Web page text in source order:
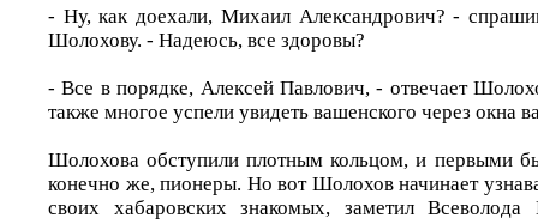
- Ну, как доехали, Михаил Александрович? -
Шолохову. - Надеюсь, все здоровы?
- Все в порядке, Алексей Павлович, - отвечает
также многое успели увидеть вашенского через окна
Шолохова обступили плотным кольцом, и первыми
конечно же, пионеры. Но вот Шолохов начинает
своих хабаровских знакомых, заметил